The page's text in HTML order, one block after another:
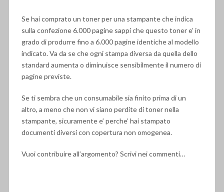
Se hai comprato un toner per una stampante che indica
sulla confezione 6.000 pagine sappi che questo toner e’ in
grado di produrre fino a 6.000 pagine identiche al modello
indicato. Va da se che ogni stampa diversa da quella dello
standard aumenta o diminuisce sensibilmente il numero di
pagine previste.
Se ti sembra che un consumabile sia finito prima di un
altro, a meno che non vi siano perdite di toner nella
stampante, sicuramente e’ perche’ hai stampato
documenti diversi con copertura non omogenea.
Vuoi contribuire all’argomento? Scrivi nei commenti…